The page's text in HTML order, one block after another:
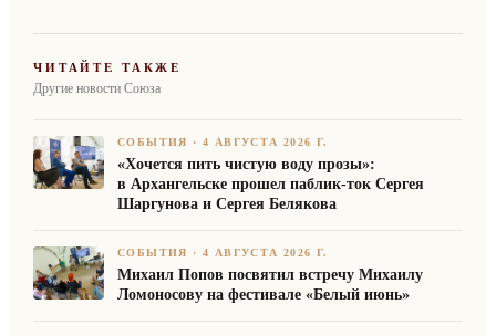
ЧИТАЙТЕ ТАКЖЕ
Другие новости Союза
СОБЫТИЯ ·4 АВГУСТА 2026 Г.
«Хочется пить чистую воду прозы»:
в Архангельске прошел паблик-ток Сергея
Шаргунова и Сергея Белякова
СОБЫТИЯ ·4 АВГУСТА 2026 Г.
Михаил Попов посвятил встречу Михаилу
Ломоносову на фестивале «Белый июнь»